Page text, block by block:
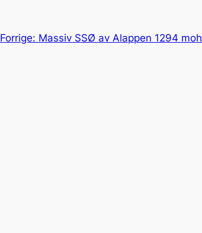
Forrige: Massiv SSØ av Alappen 1294 moh